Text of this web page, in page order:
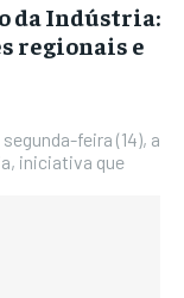
da Indústria:
regionais e
feira (14), a
iniciativa que